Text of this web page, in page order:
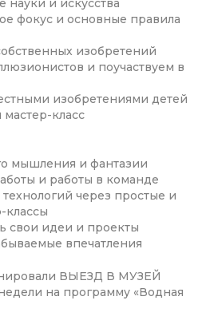
и искусства
фокус и основные правила
изобретений
и поучаствуем в
изобретениями детей
класс
мышления и фантазии
и работы в команде
через простые и
классы
свои идеи и проекты
впечатления
ВЫЕЗД В МУЗЕЙ
на программу «Водная